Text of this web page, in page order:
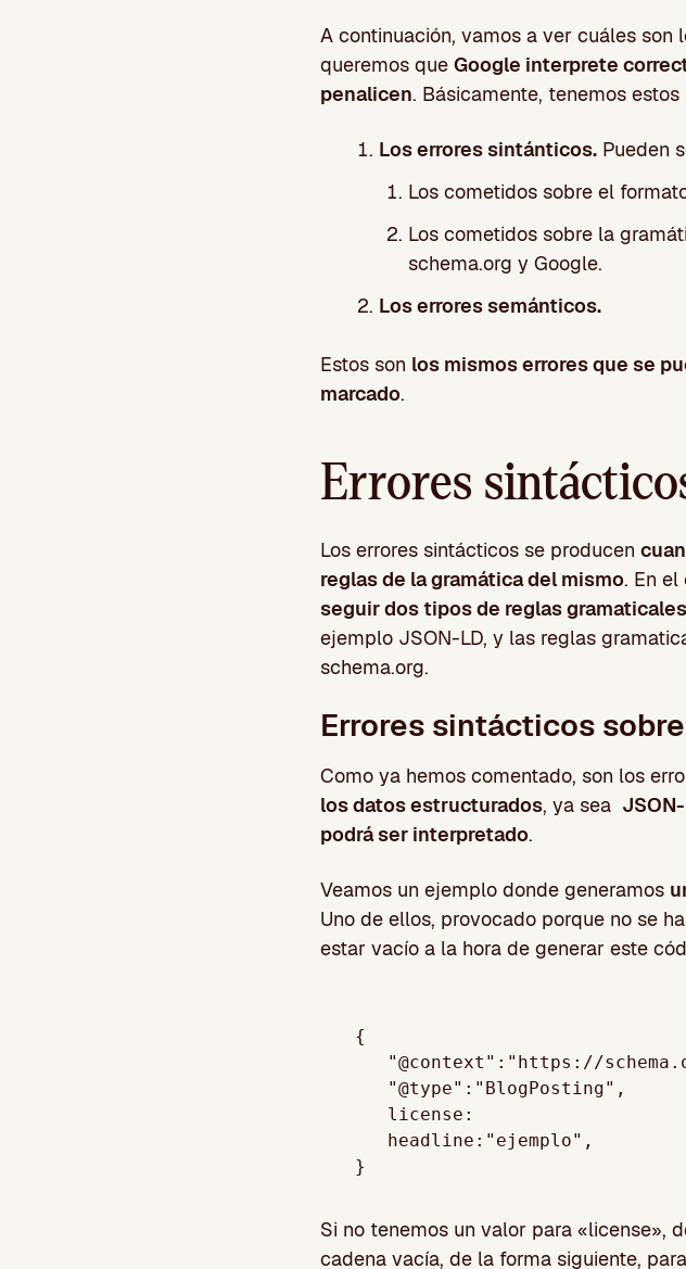
A continuación, vamos a ver cuáles son
queremos que Google interprete
penalicen. Básicamente, tenemos
Los errores sintánticos. Pueden
Los cometidos sobre el
Los cometidos sobre la
schema.org y Google.
Los errores semánticos.
Estos son los mismos errores que se
marcado.
Errores
Los errores sintácticos se producen
reglas de la gramática del mismo. En
seguir dos tipos de reglas gramaticales
ejemplo JSON-LD, y las reglas
schema.org.
Errores sintácticos
Como ya hemos comentado, son los
los datos estructurados, ya sea
podrá ser interpretado.
Veamos un ejemplo donde generamos
Uno de ellos, provocado porque no se
estar vacío a la hora de generar este
{
Si no tenemos un valor para «license»,
cadena vacía, de la forma siguiente,